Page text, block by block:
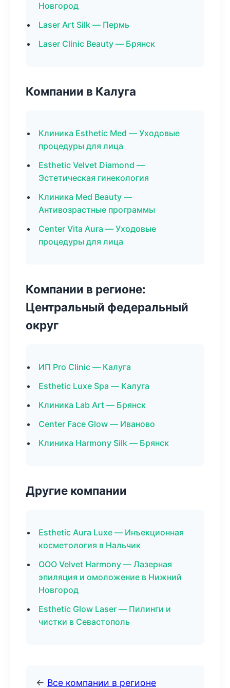
Новгород
Laser Art Silk — Пермь
Laser Clinic Beauty — Брянск
Компании в Калуга
Клиника Esthetic Med — Уходовые
процедуры для лица
Esthetic Velvet Diamond —
Эстетическая гинекология
Клиника Med Beauty —
Антивозрастные программы
Center Vita Aura — Уходовые
процедуры для лица
Компании в регионе:
Центральный федеральный
округ
ИП Pro Clinic — Калуга
Esthetic Luxe Spa — Калуга
Клиника Lab Art — Брянск
Center Face Glow — Иваново
Клиника Harmony Silk — Брянск
Другие компании
Esthetic Aura Luxe — Инъекционная
косметология в Нальчик
ООО Velvet Harmony — Лазерная
эпиляция и омоложение в Нижний
Новгород
Esthetic Glow Laser — Пилинги и
чистки в Севастополь
← Все компании в регионе